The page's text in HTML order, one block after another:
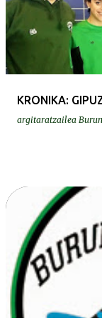
KRONIKA:
argitaratzailea